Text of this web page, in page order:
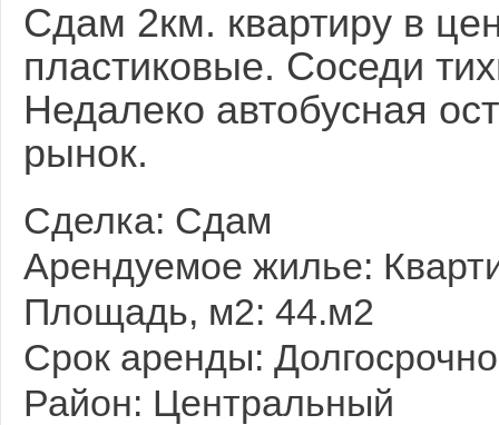
Сдам 2км. квартиру в
пластиковые. Соседи
Недалеко автобусная
рынок.
Сделка: Сдам
Арендуемое жилье:
Площадь, м2: 44.м2
Срок аренды: Долгосрочно
Район: Центральный